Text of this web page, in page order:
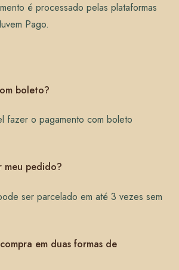
é processado pelas plataformas
Pago.
boleto?
fazer o pagamento com boleto
meu pedido?
ser parcelado em até 3 vezes sem
em duas formas de